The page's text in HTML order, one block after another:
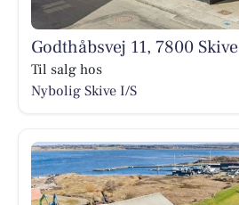
Godthåbsvej 11, 7800 Skive
Til salg hos
Nybolig Skive I/S